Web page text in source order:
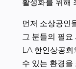
활성화를 위해
먼저 소상공인
그 분들의 필요
LA 한인상공
수 있는 환경을